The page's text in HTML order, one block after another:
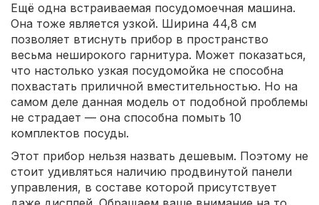
Ещё одна встраиваемая посудомоечная машина.
Она тоже является узкой. Ширина 44,8 см
позволяет втиснуть прибор в пространство
весьма неширокого гарнитура. Может показаться,
что настолько узкая посудомойка не способна
похвастать приличной вместительностью. Но на
самом деле данная модель от подобной проблемы
не страдает — она способна помыть 10
комплектов посуды.
Этот прибор нельзя назвать дешевым. Поэтому не
стоит удивляться наличию продвинутой панели
управления, в составе которой присутствует